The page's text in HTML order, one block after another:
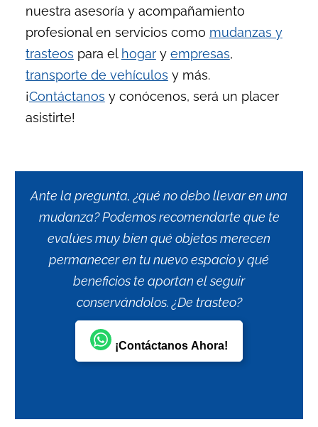
nuestra asesoría y acompañamiento
profesional en servicios como mudanzas y
trasteos para el hogary empresas,
transporte de vehículos y más.
¡Contáctanos y conócenos, será un placer
asistirte!
Ante la pregunta, ¿qué no debo llevar en una
mudanza? Podemos recomendarte que te
evalúes muy bien qué objetos merecen
permanecer en tu nuevo espacio y qué
beneficios te aportan el seguir
conservándolos. ¿De trasteo?
¡Contáctanos Ahora!